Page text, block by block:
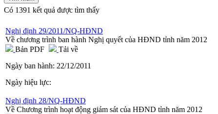
Có 1391 kết quả được tìm thấy
Nghị định 29/2011/NQ-HĐND
Về chương trình ban hành Nghị quyết của HĐND tỉnh năm 2012
Bản PDF
Tải về
Ngày ban hành: 22/12/2011
Ngày hiệu lực:
Nghị định 28/NQ-HĐND
Về Chương trình hoạt động giám sát của HĐND tỉnh năm 2012